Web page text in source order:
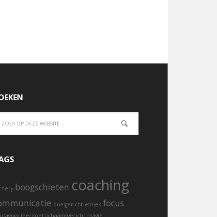
boogschieten coaching
doelgericht ethiek focus
leerdoel lichaamsgericht magie